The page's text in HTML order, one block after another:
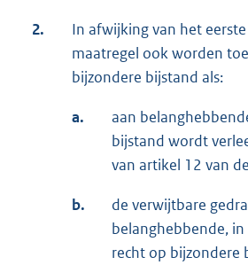
2.
In afwijking van het
maatregel ook worden
bijzondere bijstand als:
a.
aan
bijstand wordt
van artikel 12 van
b.
de verwijtbare
belanghebbende,
recht op bijzondere